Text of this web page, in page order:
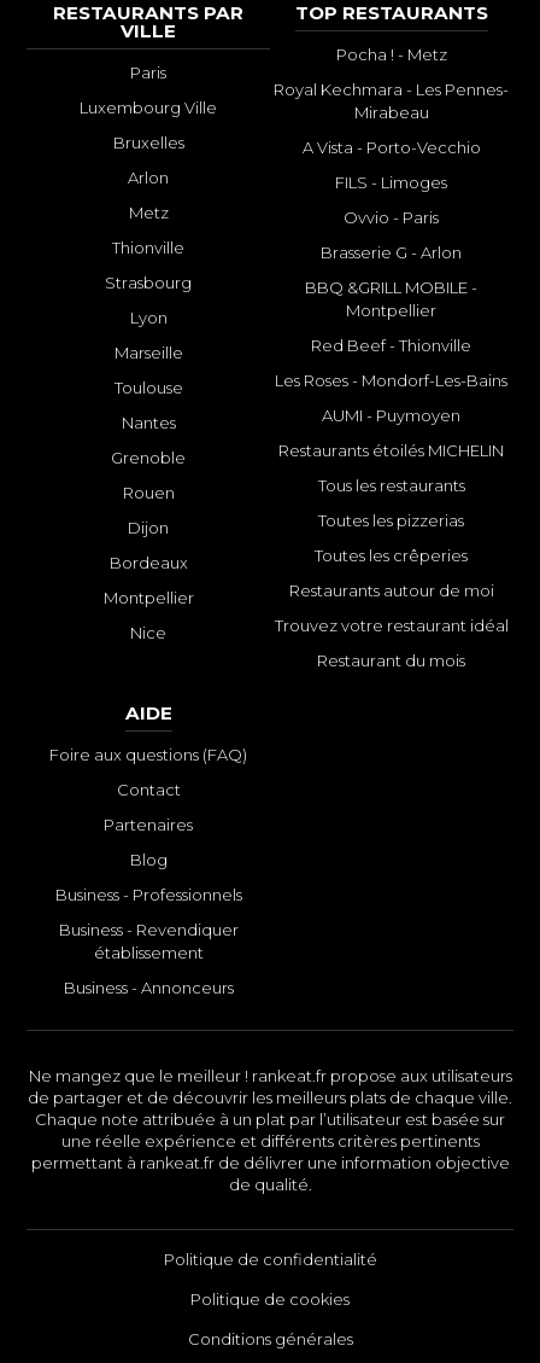
RESTAURANTS PAR
VILLE
Paris
Luxembourg Ville
Bruxelles
Arlon
Metz
Thionville
Strasbourg
Lyon
Marseille
Toulouse
Nantes
Grenoble
Rouen
Dijon
Bordeaux
Montpellier
Nice
TOP RESTAURANTS
Pocha ! - Metz
Royal Kechmara - Les Pennes-
Mirabeau
A Vista - Porto-Vecchio
FILS - Limoges
Ovvio - Paris
Brasserie G - Arlon
BBQ &GRILL MOBILE -
Montpellier
Red Beef - Thionville
Les Roses - Mondorf-Les-Bains
AUMI - Puymoyen
Restaurants étoilés MICHELIN
Tous les restaurants
Toutes les pizzerias
Toutes les crêperies
Restaurants autour de moi
Trouvez votre restaurant idéal
Restaurant du mois
AIDE
Foire aux questions (FAQ)
Contact
Partenaires
Blog
Business - Professionnels
Business - Revendiquer
établissement
Business - Annonceurs
Ne mangez que le meilleur ! rankeat.fr propose aux utilisateurs
de partager et de découvrir les meilleurs plats de chaque ville.
Chaque note attribuée à un plat par l’utilisateur est basée sur
une réelle expérience et différents critères pertinents
permettant à rankeat.fr de délivrer une information objective
de qualité.
Politique de confidentialité
Politique de cookies
Conditions générales